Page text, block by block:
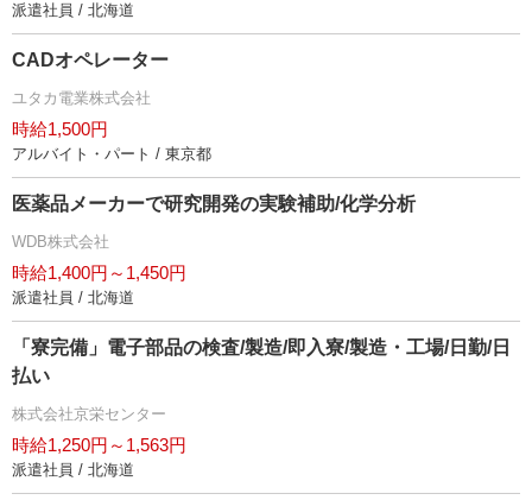
派遣社員 / 北海道
CADオペレーター
ユタカ電業株式会社
時給1,500円
アルバイト・パート / 東京都
医薬品メーカーで研究開発の実験補助/化学分析
WDB株式会社
時給1,400円～1,450円
派遣社員 / 北海道
「寮完備」電子部品の検査/製造/即入寮/製造・工場/日勤/日
払い
株式会社京栄センター
時給1,250円～1,563円
派遣社員 / 北海道